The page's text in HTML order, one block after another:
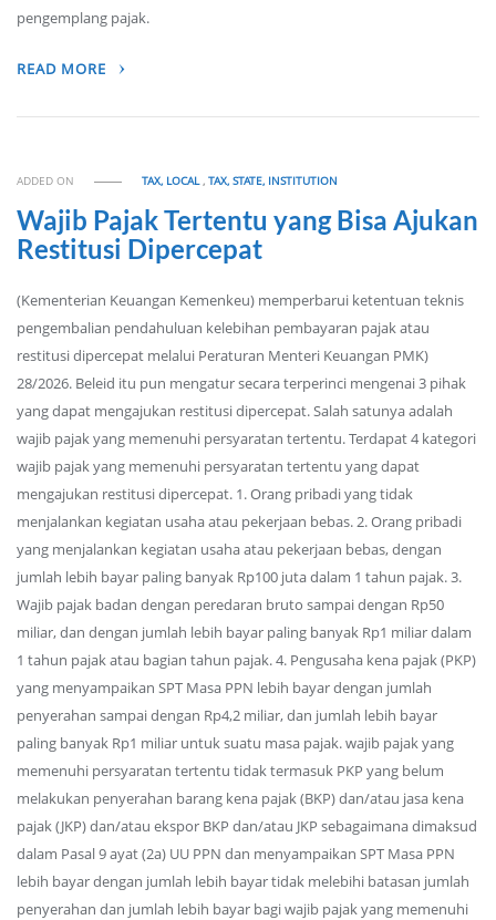
pengemplang pajak.
READ MORE
ADDED ON TAX, LOCAL,TAX, STATE, INSTITUTION
Wajib Pajak Tertentu yang Bisa Ajukan
Restitusi Dipercepat
(Kementerian Keuangan Kemenkeu) memperbarui ketentuan teknis
pengembalian pendahuluan kelebihan pembayaran pajak atau
restitusi dipercepat melalui Peraturan Menteri Keuangan PMK)
28/2026. Beleid itu pun mengatur secara terperinci mengenai 3 pihak
yang dapat mengajukan restitusi dipercepat. Salah satunya adalah
wajib pajak yang memenuhi persyaratan tertentu. Terdapat 4 kategori
wajib pajak yang memenuhi persyaratan tertentu yang dapat
mengajukan restitusi dipercepat. 1. Orang pribadi yang tidak
menjalankan kegiatan usaha atau pekerjaan bebas. 2. Orang pribadi
yang menjalankan kegiatan usaha atau pekerjaan bebas, dengan
jumlah lebih bayar paling banyak Rp100 juta dalam 1 tahun pajak. 3.
Wajib pajak badan dengan peredaran bruto sampai dengan Rp50
miliar, dan dengan jumlah lebih bayar paling banyak Rp1 miliar dalam
1 tahun pajak atau bagian tahun pajak. 4. Pengusaha kena pajak (PKP)
yang menyampaikan SPT Masa PPN lebih bayar dengan jumlah
penyerahan sampai dengan Rp4,2 miliar, dan jumlah lebih bayar
paling banyak Rp1 miliar untuk suatu masa pajak. wajib pajak yang
memenuhi persyaratan tertentu tidak termasuk PKP yang belum
melakukan penyerahan barang kena pajak (BKP) dan/atau jasa kena
pajak (JKP) dan/atau ekspor BKP dan/atau JKP sebagaimana dimaksud
dalam Pasal 9 ayat (2a) UU PPN dan menyampaikan SPT Masa PPN
lebih bayar dengan jumlah lebih bayar tidak melebihi batasan jumlah
penyerahan dan jumlah lebih bayar bagi wajib pajak yang memenuhi